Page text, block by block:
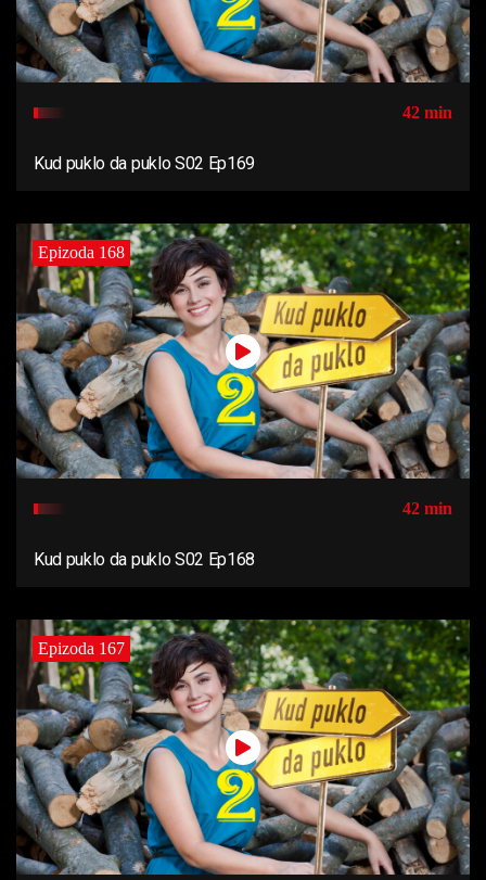
42 min
Kud puklo da puklo S02 Ep169
Epizoda 168
42 min
Kud puklo da puklo S02 Ep168
Epizoda 167